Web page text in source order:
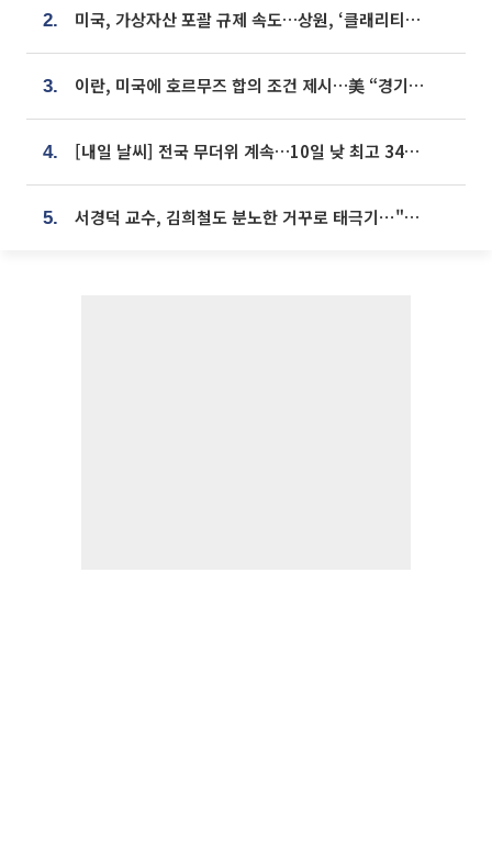
2. 미국, 가상자산 포괄 규제 속도…상원, ‘클래리티법’ 9월 절차투표 추진
3. 이란, 미국에 호르무즈 합의 조건 제시…美 “경기 아직 안 끝나” [종합]
4. [내일 날씨] 전국 무더위 계속…10일 낮 최고 34도 육박
5. 서경덕 교수, 김희철도 분노한 거꾸로 태극기⋯"엉터리는 아냐, 아쉬울 뿐"